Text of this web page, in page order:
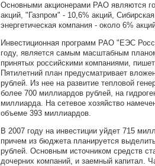
Основными акционерами РАО являются
акций, "Газпром" - 10,6% акций,
энергетическая компания - около 6%
Инвестиционная программ РАО "ЕЭС
году, является самым масштабным
принятых российскими компаниями, пишет
Пятилетний план предусматривает
рублей. Из нее на развитие тепловой
более 700 миллиардов рублей, на
миллиарда. На сетевое хозяйство
объеме 393 миллиардов.
В 2007 году на инвестиции уйдет 715
причем из бюджета планируется
рублей. Основным источником средств
дочерних компаний, и заемный капитал.